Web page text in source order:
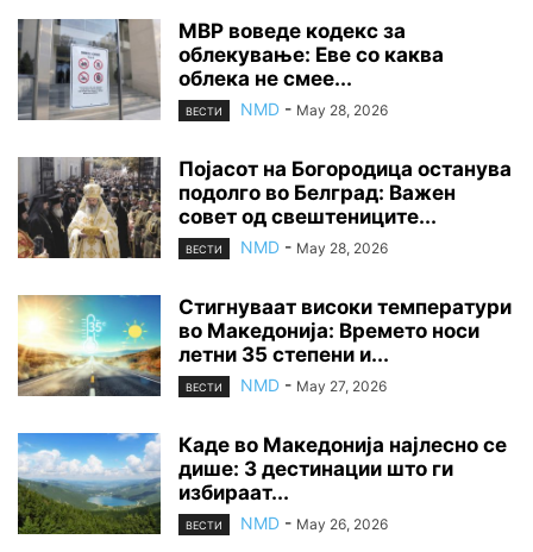
МВР воведе кодекс за
облекување: Еве со каква
облека не смее...
ВЕСТИ NMD - May 28, 2026
Појасот на Богородица останува
подолго во Белград: Важен
совет од свештениците...
ВЕСТИ NMD - May 28, 2026
Стигнуваат високи температури
во Македонија: Времето носи
летни 35 степени и...
ВЕСТИ NMD - May 27, 2026
Каде во Македонија најлесно се
дише: 3 дестинации што ги
избираат...
ВЕСТИ NMD - May 26, 2026